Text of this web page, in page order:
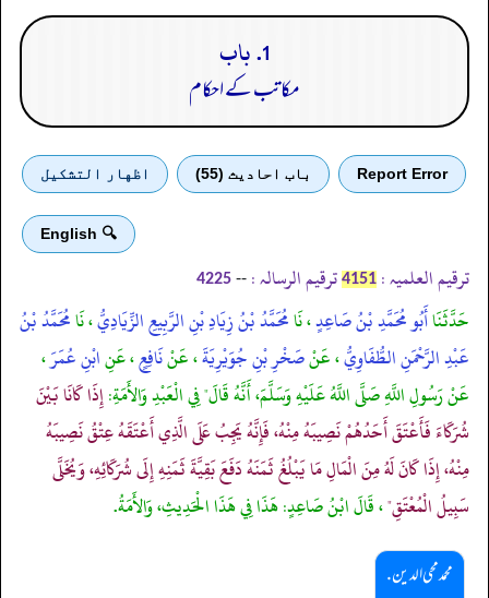
1. باب
مکاتب کے احکام
Report Error باب احادیث (55) اظهار التشكيل
🔍 English
ترقیم العلمیہ : 4151 ترقیم الرسالہ : --
4225
حَدَّثَنَاأَبُو مُحَمَّدِ بْنُ صَاعِدٍ، نَامُحَمَّدُ بْنُ زِيَادِ بْنِ الرَّبِيعِ الزِّيَادِيُّ، نَامُحَمَّدُ بْنُ
عَبْدِ الرَّحْمَنِ الطُّفَاوِيُّ، عَنْصَخْرِ بْنِ جُوَيْرِيَةَ، عَنْنَافِعٍ، عَنِابْنِ عُمَرَ،
عَنْ رَسُولِ اللَّهِ صَلَّى اللَّهُ عَلَيْهِ وَسَلَّمَ، أَنَّهُ قَالَ" فِي الْعَبْدِ وَالأَمَةِ:إِذَا كَانَا بَيْنَ
شُرَكَاءَ فَأَعْتَقَ أَحَدُهُمْ نَصِيبَهُ مِنْهُ، فَإِنَّهُ يَجِبُ عَلَى الَّذِي أَعْتَقَهُ عِتْقُ نَصِيبَهُ
مِنْهُ، إِذَا كَانَ لَهُ مِنَ الْمَالِ مَا يَبْلُغُ ثَمَنَهُ دَفَعَ بَقِيَّةَ ثَمَنِهِ إِلَى شُرَكَائِهِ، وَيُخَلَّى
سَبِيلُ الْمُعْتَقِ"، قَالَ ابْنُ صَاعِدٍ: هَذَا فِي هَذَا الْحَدِيثِ، وَالأَمَةُ.
محمد محی الدین .